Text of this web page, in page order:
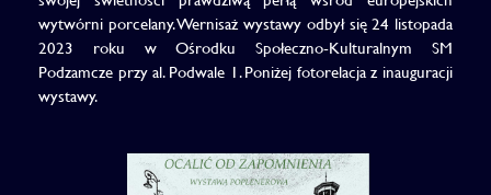
wytwórni porcelany. Wernisaż wystawy odbył się 24 listopada
2023 roku w Ośrodku Społeczno-Kulturalnym SM
Podzamcze przy al. Podwale 1. Poniżej fotorelacja z inauguracji
wystawy.